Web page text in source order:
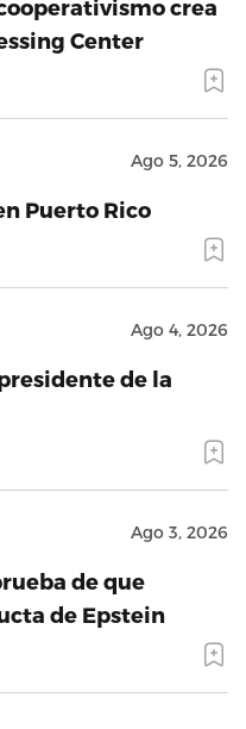
crea
Center
Ago 5, 2026
Puerto Rico
Ago 4, 2026
de la
Ago 3, 2026
de que
de Epstein